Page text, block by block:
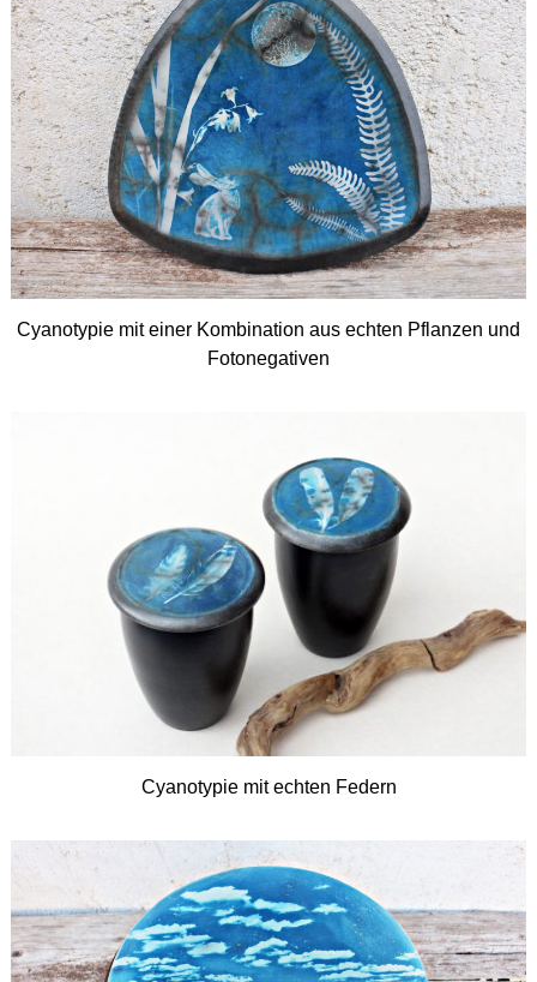
Cyanotypie mit einer Kombination aus echten Pflanzen und
Fotonegativen
Cyanotypie mit echten Federn